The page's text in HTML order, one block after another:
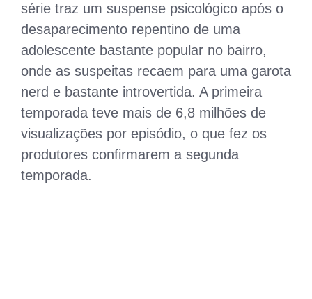
série traz um suspense psicológico após o
desaparecimento repentino de uma
adolescente bastante popular no bairro,
onde as suspeitas recaem para uma garota
nerd e bastante introvertida. A primeira
temporada teve mais de 6,8 milhões de
visualizações por episódio, o que fez os
produtores confirmarem a segunda
temporada.